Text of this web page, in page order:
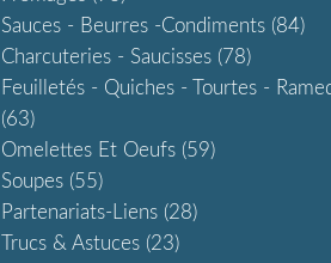
Sauces - Beurres -condiments (84)
Charcuteries - Saucisses (78)
Feuilletés - Quiches - Tourtes -
(63)
Omelettes Et Oeufs (59)
Soupes (55)
Partenariats-Liens (28)
Trucs & Astuces (23)